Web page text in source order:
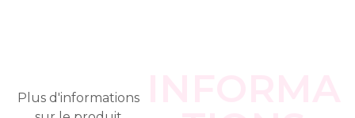
Plus d'informations